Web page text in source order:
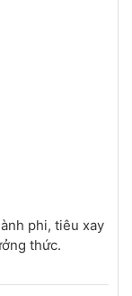
phi, tiêu xay
thức.